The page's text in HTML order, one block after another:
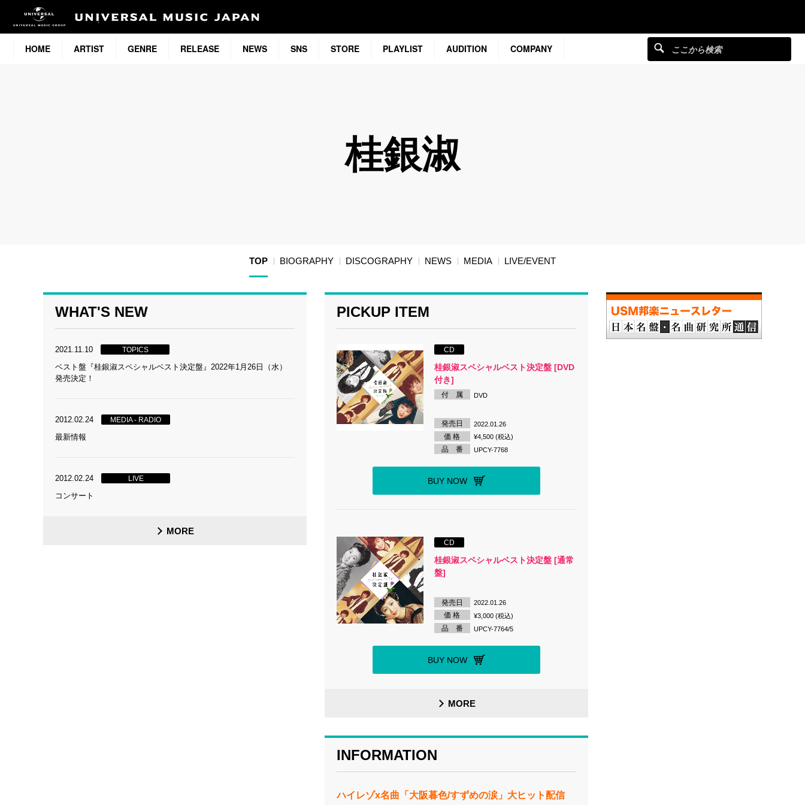
HOME ARTIST GENRE RELEASE NEWS SNS STORE PLAYLIST AUDITION COMPANY
桂銀淑
TOP BIOGRAPHY DISCOGRAPHY NEWS MEDIA LIVE/EVENT
WHAT'S NEW
2021.11.10 TOPICS
ベスト盤『桂銀淑スペシャルベスト決定盤』2022年1月26日（水）
発売決定！
2012.02.24 MEDIA - RADIO
最新情報
2012.02.24 LIVE
コンサート
MORE
PICKUP ITEM
CD
桂銀淑スペシャルベスト決定盤 [DVD
付き]
付 属 DVD
発売日 2022.01.26
価 格 ¥4,500 (税込)
品 番 UPCY-7768
BUY NOW
CD
桂銀淑スペシャルベスト決定盤 [通常
盤]
発売日 2022.01.26
価 格 ¥3,000 (税込)
品 番 UPCY-7764/5
BUY NOW
MORE
INFORMATION
ハイレゾx名曲「大阪暮色/すずめの涙」大ヒット配信